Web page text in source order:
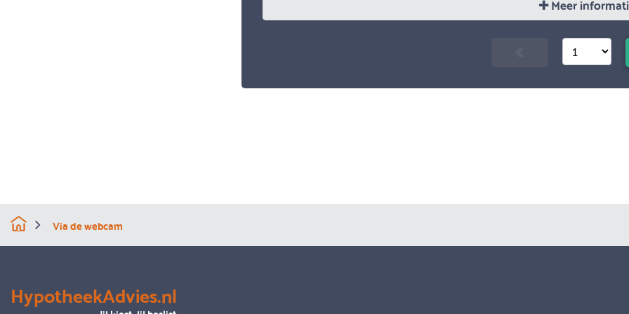
Meer
Via de webcam
HypotheekAdvies.nl